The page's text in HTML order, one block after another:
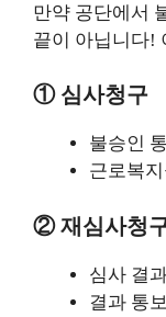
만약 공단에서
끝이 아닙니다!
① 심사청구
불승인
근로복
② 재심사청
심사 결
결과 통